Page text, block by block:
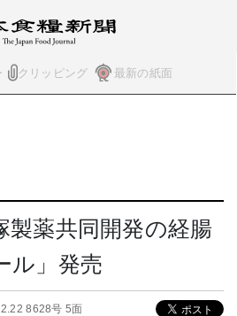
クリッピング 最新の紙面
製薬共同開発の経腸
ル」発売
8628号 5面